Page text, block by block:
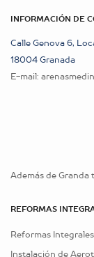
INFORMACIÓN DE
Calle Genova 6,
18004 Granada
E-mail:
Además de Granda
REFORMAS
Reformas Integrales
Instalación de